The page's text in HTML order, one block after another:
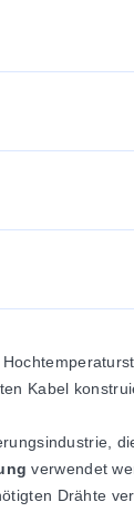
Kabel
verwendet
Drähte